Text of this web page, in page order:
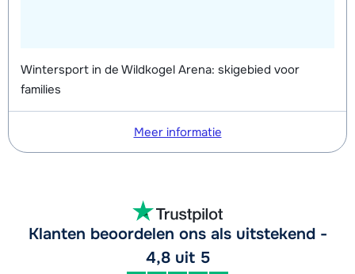
Wintersport in de Wildkogel Arena: skigebied voor
families
Meer informatie
Klanten beoordelen ons als uitstekend -
4,8 uit 5